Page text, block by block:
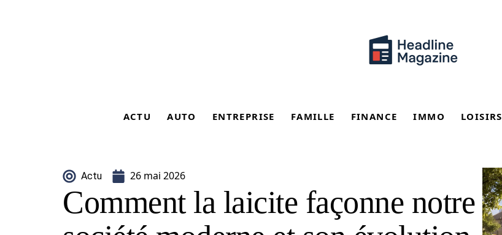
ACTU AUTO ENTREPRISE FAMILLE FINANCE IMMO LOISIRS
Actu 26 mai 2026
Comment la laicite façonne notre